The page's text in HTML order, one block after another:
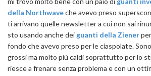
della Northwaveche avevo preso
ti arrivano quelle newsletter a cui non sai
sto usando anche deiguanti della Ziener
fondo che avevo preso per le ciaspolate.
grossi ma molto più caldi soprattutto per lo
riesce a frenare senza problema e con un